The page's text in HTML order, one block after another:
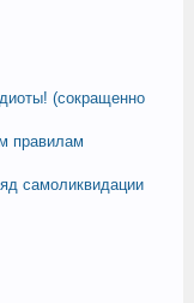
(сокращенно
правилам
самоликвидации